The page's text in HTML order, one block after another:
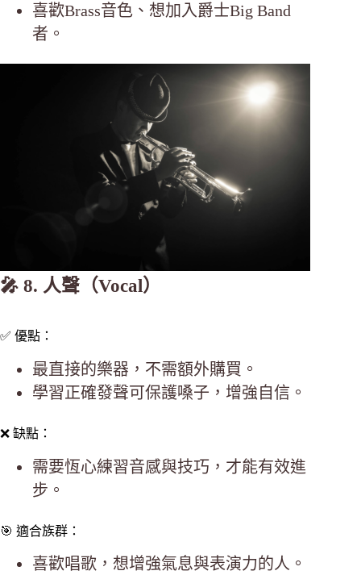
喜歡Brass音色、想加入爵士Big Band
者。
🎤 8. 人聲（Vocal）
✅ 優點：
最直接的樂器，不需額外購買。
學習正確發聲可保護嗓子，增強自信。
❌ 缺點：
需要恆心練習音感與技巧，才能有效進
步。
🎯 適合族群：
喜歡唱歌，想增強氣息與表演力的人。